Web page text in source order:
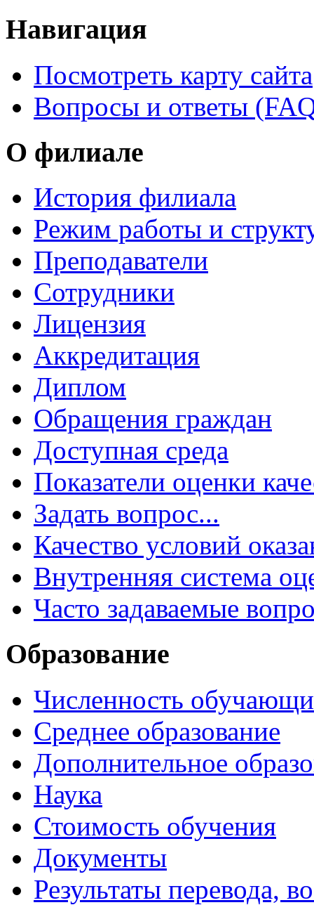
Навигация
Посмотреть карту сайта
Вопросы и ответы
О филиале
История филиала
Режим работы и
Преподаватели
Сотрудники
Лицензия
Аккредитация
Диплом
Обращения граждан
Доступная среда
Показатели оценки
Задать вопрос...
Качество условий
Внутренняя система
Часто задаваемые
Образование
Численность
Среднее образование
Дополнительное
Наука
Стоимость обучения
Документы
Результаты перевода,